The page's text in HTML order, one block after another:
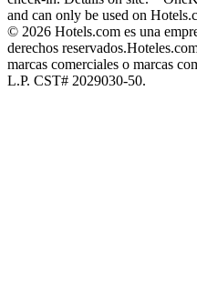
and can only be used on
© 2026 Hotels.com es una
derechos reservados.
marcas comerciales o marcas
L.P. CST# 2029030-50.